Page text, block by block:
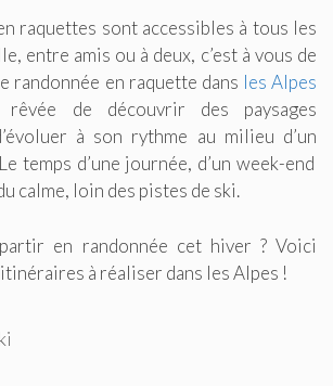
raquettes sont accessibles à tous les
entre amis ou à deux, c’est à vous de
randonnée en raquette dans les Alpes
rêvée de découvrir des paysages
à son rythme au milieu d’un
temps d’une journée, d’un week-end
calme, loin des pistes de ski.
en randonnée cet hiver ? Voici
à réaliser dans les Alpes !